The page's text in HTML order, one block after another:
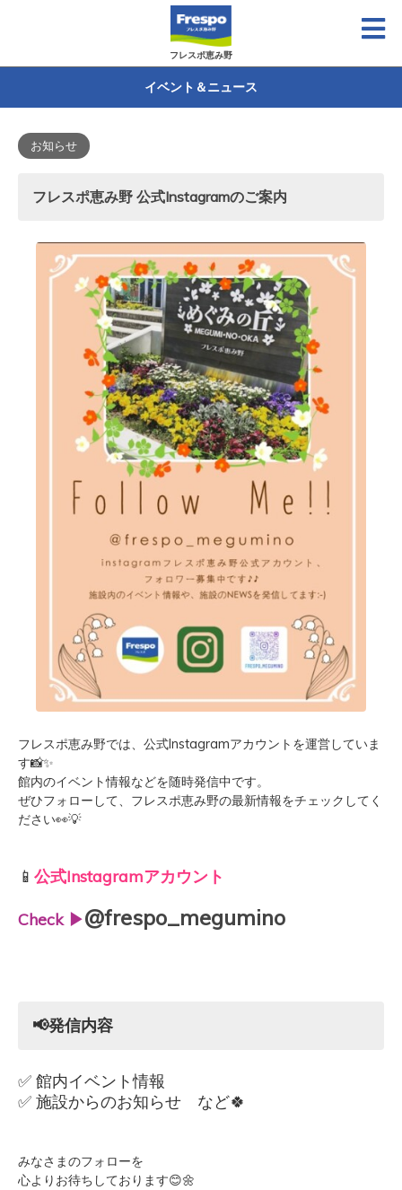
フレスポ恵み野
イベント＆ニュース
お知らせ
フレスポ恵み野 公式Instagramのご案内
フレスポ恵み野では、公式Instagramアカウントを運営していま
す📸✨
館内のイベント情報などを随時発信中です。
ぜひフォローして、フレスポ恵み野の最新情報をチェックしてく
ださい👀💡
📱 公式Instagramアカウント
Check ▶@frespo_megumino
📢発信内容
✅ 館内イベント情報
✅ 施設からのお知らせ など🍀
みなさまのフォローを
心よりお待ちしております😊🌼